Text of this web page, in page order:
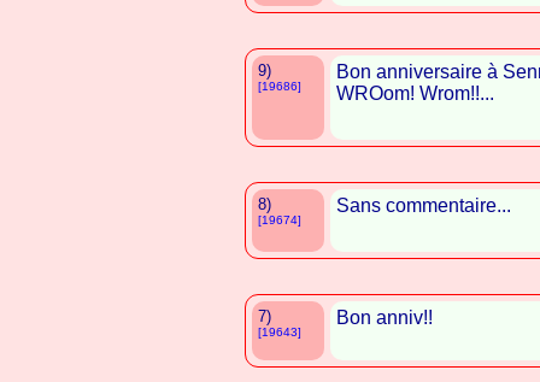
9)
[19686]
Bon anniversaire à
WROom! Wrom!!...
8)
[19674]
Sans commentaire...
7)
[19643]
Bon anniv!!